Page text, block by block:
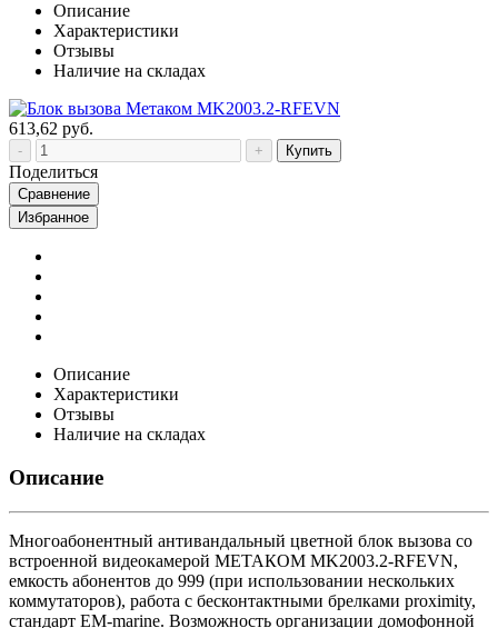
Описание
Характеристики
Отзывы
Наличие на складах
613,62 руб.
Купить
Поделиться
Сравнение
Избранное
Описание
Характеристики
Отзывы
Наличие на складах
Описание
Многоабонентный антивандальный цветной блок вызова со
встроенной видеокамерой МЕТАКОМ MK2003.2-RFEVN,
емкость абонентов до 999 (при использовании нескольких
коммутаторов), работа с бесконтактными брелками proximity,
стандарт EM-marine. Возможность организации домофонной